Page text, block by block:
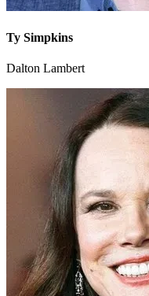
Ty Simpkins
Dalton Lambert